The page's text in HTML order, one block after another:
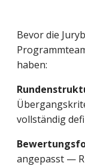
Bevor die
haben:
vollständig
angepasst —